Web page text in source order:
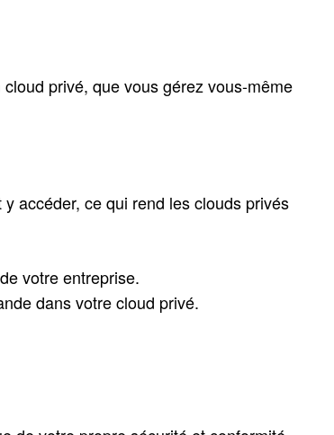
privé, que vous gérez vous-même
accéder, ce qui rend les clouds privés
votre entreprise.
dans votre cloud privé.